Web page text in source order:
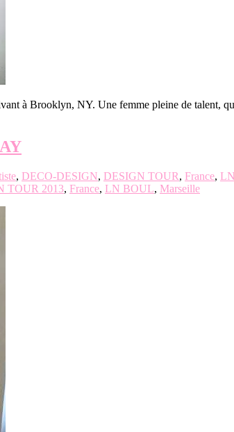
à Brooklyn, NY. Une femme pleine de talent,
, DECO-DESIGN, DESIGN TOUR, France,
TOUR 2013, France, LN BOUL, Marseille